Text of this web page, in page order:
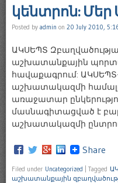
կենտրոն: Մեր
Posted by admin on 20 July 2010,
ԱԿՍԵՊՏ
աշխատանքային
հավաքագրում:
աշխատակազմի
առաջատար
մասնագիտացված է
աշխատակազմի
Share
Filed under Uncategorized Tagged
աշխատանքային